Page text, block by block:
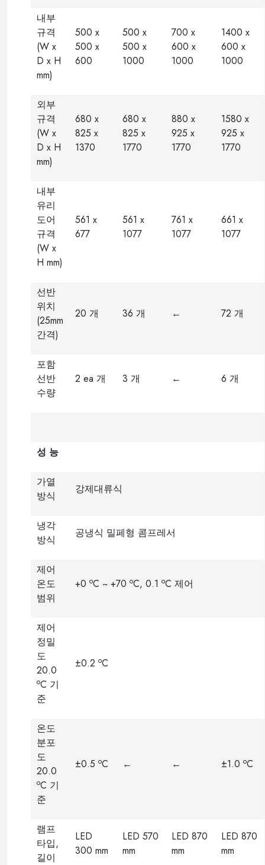
내부
규격
(W x
D x H
mm)
500 x
500 x
600
500 x
500 x
1000
700 x
600 x
1000
1400 x
600 x
1000
외부
규격
(W x
D x H
mm)
680 x
825 x
1370
680 x
825 x
1770
880 x
925 x
1770
1580 x
925 x
1770
내부
유리
도어
규격
(W x
H mm)
561 x
677
561 x
1077
761 x
1077
661 x
1077
선반
위치
(25mm
간격)
20 개 36 개 ← 72 개
포함
선반
수량
2 ea 개 3 개 ← 6 개
성 능
가열
방식
강제대류식
냉각
방식
공냉식 밀페형 콤프레서
제어
온도
범위
+0 oC ~ +70 oC, 0.1 oC 제어
제어
정밀
도
20.0
oC 기
준
±0.2 oC
온도
분포
도
20.0
oC 기
준
±0.5 oC ← ← ±1.0 oC
램프
타입,
길이
LED
300 mm
LED 570
mm
LED 870
mm
LED 870
mm